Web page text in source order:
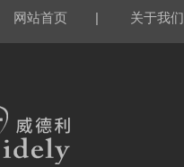
网站首页 | 关于我们